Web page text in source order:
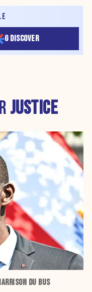
G DISCOVER
JUSTICE
DU BUS